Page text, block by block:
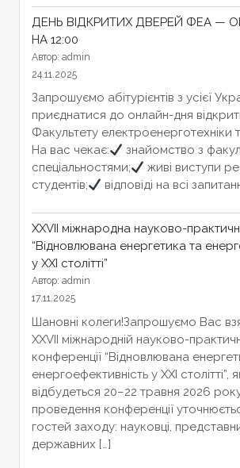
ДЕНЬ ВІДКРИТИХ ДВЕРЕЙ ФЕА —
НА 12:00
Автор: admin
24.11.2025
Запрошуємо абітурієнтів з усієї
приєднатися до онлайн-дня
Факультету електроенерготехніки
На вас чекає:
знайомство з
спеціальностями;
живі виступи
студентів;
відповіді на всі
XXVІІ міжнародна науково-
“Відновлювана енергетика та
у XXI столітті”
Автор: admin
17.11.2025
Шановні колеги!Запрошуємо Вас
XXVІІ міжнародній науково-
конференції “Відновлювана
енергоефективність у XXI столітті”,
відбудеться 20–22 травня 2026
проведення конференції
гостей заходу: науковці,
державних […]